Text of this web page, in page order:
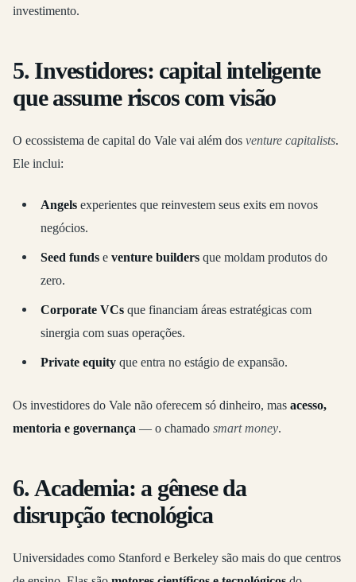
investimento.
5. Investidores: capital inteligente
que assume riscos com visão
O ecossistema de capital do Vale vai além dos venture capitalists.
Ele inclui:
Angelsexperientes que reinvestem seus exits em novos
negócios.
Seed fundse venture buildersque moldam produtos do
zero.
Corporate VCsque financiam áreas estratégicas com
sinergia com suas operações.
Private equityque entra no estágio de expansão.
Os investidores do Vale não oferecem só dinheiro, mas acesso,
mentoria e governança — o chamado smart money.
6.Academia: a gênese da
disrupção tecnológica
Universidades como Stanford e Berkeley são mais do que centros